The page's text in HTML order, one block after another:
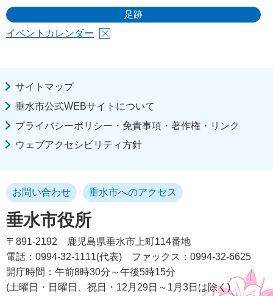
足跡
イベントカレンダー
サイトマップ
垂水市公式WEBサイトについて
プライバシーポリシー・免責事項・著作権・リンク
ウェブアクセシビリティ方針
垂水市役所
お問い合わせ 垂水市へのアクセス
〒891-2192
鹿児島県垂水市上町114番地
電話：0994-32-1111(代表)
ファックス：0994-32-6625
開庁時間：午前8時30分～午後5時15分
(土曜日・日曜日、祝日・12月29日～1月3日は除く)